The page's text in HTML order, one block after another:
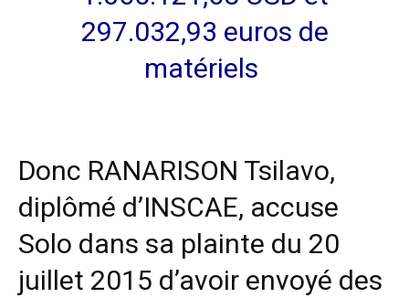
297.032,93 euros de
matériels
Donc RANARISON Tsilavo,
diplômé d’INSCAE, accuse
Solo dans sa plainte du 20
juillet 2015 d’avoir envoyé des